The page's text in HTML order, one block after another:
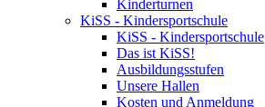
Kinderturnen
KiSS - Kindersportschule
KiSS - Kindersportschule
Das ist KiSS!
Ausbildungsstufen
Unsere Hallen
Kosten und Anmeldung